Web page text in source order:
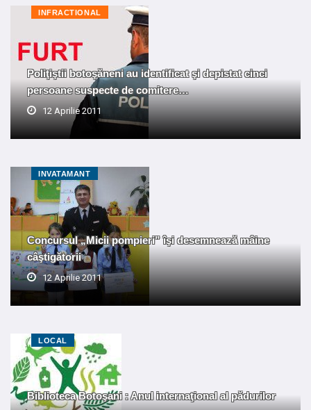
INFRACTIONAL
Poliţiştii botoşăneni au identificat şi depistat cinci
persoane suspecte de comitere…
12 Aprilie 2011
INVATAMANT
Concursul „Micii pompieri” îşi desemnează mâine
câştigătorii
12 Aprilie 2011
LOCAL
Biblioteca Botoşani : Anul internaţional al pădurilor